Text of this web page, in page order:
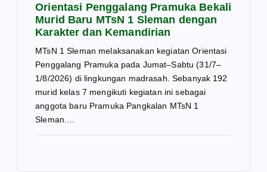
Orientasi Penggalang Pramuka Bekali
Murid Baru MTsN 1 Sleman dengan
Karakter dan Kemandirian
MTsN 1 Sleman melaksanakan kegiatan Orientasi
Penggalang Pramuka pada Jumat–Sabtu (31/7–
1/8/2026) di lingkungan madrasah. Sebanyak 192
murid kelas 7 mengikuti kegiatan ini sebagai
anggota baru Pramuka Pangkalan MTsN 1
Sleman.…